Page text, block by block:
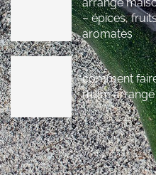
– épices,
aromates
comment
rhum arrangé